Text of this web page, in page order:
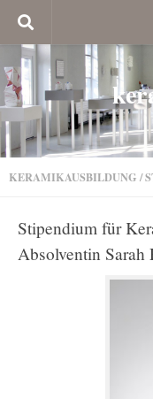
KERAMIKAUSBILDUNG /
Stipendium für
Absolventin Sarah